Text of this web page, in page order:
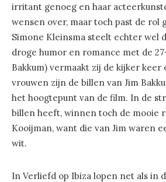
irritant genoeg en haar
wensen over, maar toch past de rol
Simone Kleinsma steelt echter wel
droge humor en romance met de
Bakkum) vermaakt zij de kijker keer
vrouwen zijn de billen van Jim
het hoogtepunt van de film. In de
billen heeft, winnen toch de mooie
Kooijman, want die van Jim waren
wit.
In Verliefd op Ibiza lopen net als in